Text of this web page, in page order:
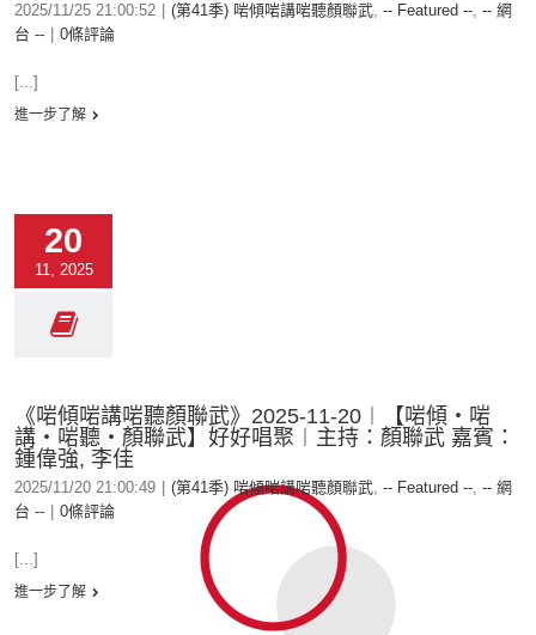
2025/11/25 21:00:52 (第41季) 啱傾啱講啱聽顏聯武, -- Featured --, -- 網
台 --
0條評論
[...]
進一步了解
20
11, 2025
《啱傾啱講啱聽顏聯武》2025-11-20︱【啱傾‧啱
講‧啱聽‧顏聯武】好好唱聚︱主持：顏聯武 嘉賓：
鍾偉強, 李佳
2025/11/20 21:00:49 (第41季) 啱傾啱講啱聽顏聯武, -- Featured --, -- 網
台 --
0條評論
[...]
進一步了解